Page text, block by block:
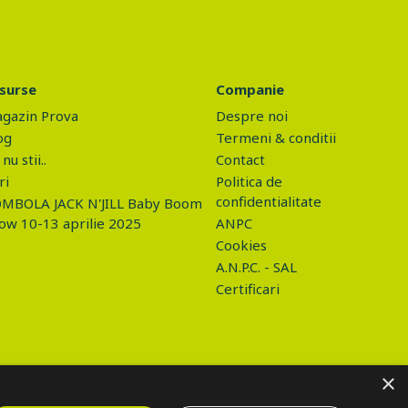
Prova
nu stii..
JACK N'JILL Baby Boom
10-13 aprilie 2025
Companie
Despre noi
Termeni & conditii
Contact
Politica de
confidentialitate
ANPC
Cookies
A.N.P.C. - SAL
Certificari
×